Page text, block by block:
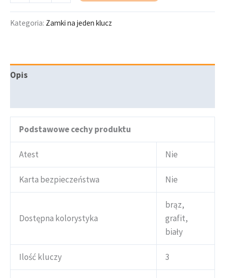
Kategoria: Zamki na jeden klucz
Opis
Podstawowe cechy produktu
Atest Nie
Karta bezpieczeństwa Nie
Dostępna kolorystyka
brąz,
grafit,
biały
Ilość kluczy 3